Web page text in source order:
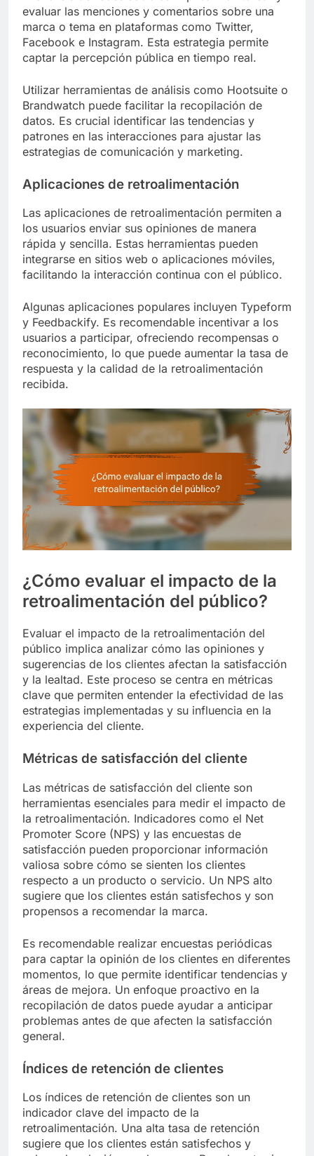
evaluar las menciones y comentarios sobre una
marca o tema en plataformas como Twitter,
Facebook e Instagram. Esta estrategia permite
captar la percepción pública en tiempo real.
Utilizar herramientas de análisis como Hootsuite o
Brandwatch puede facilitar la recopilación de
datos. Es crucial identificar las tendencias y
patrones en las interacciones para ajustar las
estrategias de comunicación y marketing.
Aplicaciones de retroalimentación
Las aplicaciones de retroalimentación permiten a
los usuarios enviar sus opiniones de manera
rápida y sencilla. Estas herramientas pueden
integrarse en sitios web o aplicaciones móviles,
facilitando la interacción continua con el público.
Algunas aplicaciones populares incluyen Typeform
y Feedbackify. Es recomendable incentivar a los
usuarios a participar, ofreciendo recompensas o
reconocimiento, lo que puede aumentar la tasa de
respuesta y la calidad de la retroalimentación
recibida.
¿Cómo evaluar el impacto de la
retroalimentación del público?
Evaluar el impacto de la retroalimentación del
público implica analizar cómo las opiniones y
sugerencias de los clientes afectan la satisfacción
y la lealtad. Este proceso se centra en métricas
clave que permiten entender la efectividad de las
estrategias implementadas y su influencia en la
experiencia del cliente.
Métricas de satisfacción del cliente
Las métricas de satisfacción del cliente son
herramientas esenciales para medir el impacto de
la retroalimentación. Indicadores como el Net
Promoter Score (NPS) y las encuestas de
satisfacción pueden proporcionar información
valiosa sobre cómo se sienten los clientes
respecto a un producto o servicio. Un NPS alto
sugiere que los clientes están satisfechos y son
propensos a recomendar la marca.
Es recomendable realizar encuestas periódicas
para captar la opinión de los clientes en diferentes
momentos, lo que permite identificar tendencias y
áreas de mejora. Un enfoque proactivo en la
recopilación de datos puede ayudar a anticipar
problemas antes de que afecten la satisfacción
general.
Índices de retención de clientes
Los índices de retención de clientes son un
indicador clave del impacto de la
retroalimentación. Una alta tasa de retención
sugiere que los clientes están satisfechos y